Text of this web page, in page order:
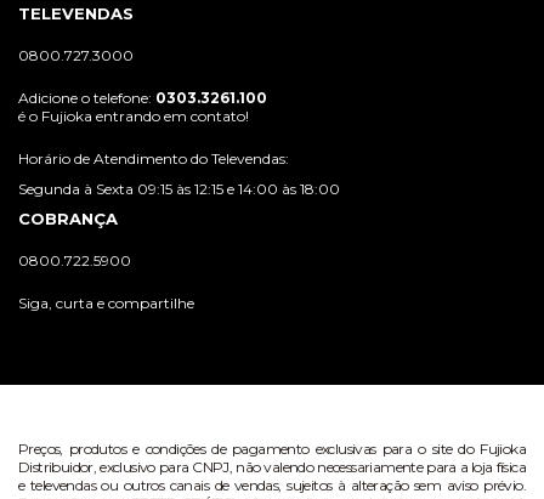
TELEVENDAS
0800.727.3000
Adicione o telefone: 0303.3261.100
é o Fujioka entrando em contato!
Horário de Atendimento do Televendas:
Segunda à Sexta 09:15 às 12:15 e 14:00 às 18:00
COBRANÇA
0800.722.5900
Siga, curta e compartilhe
Preços, produtos e condições de pagamento exclusivas para o site do Fujioka
Distribuidor, exclusivo para CNPJ, não valendo necessariamente para a loja física
e televendas ou outros canais de vendas, sujeitos à alteração sem aviso prévio.